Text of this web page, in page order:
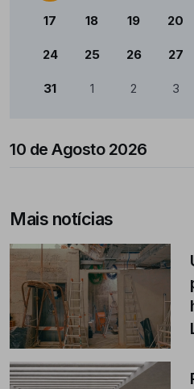
17 18 19 20
24 25 26 27
31 1 2 3
10 de Agosto 2026
Mais notícias